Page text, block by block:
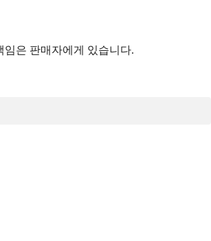
은 판매자에게 있습니다.